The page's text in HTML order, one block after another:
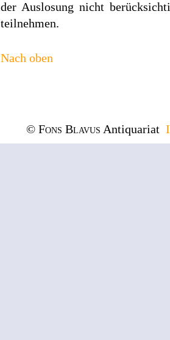
der Auslosung nicht
teilnehmen.
Nach oben
© Fons Blavus Antiquariat